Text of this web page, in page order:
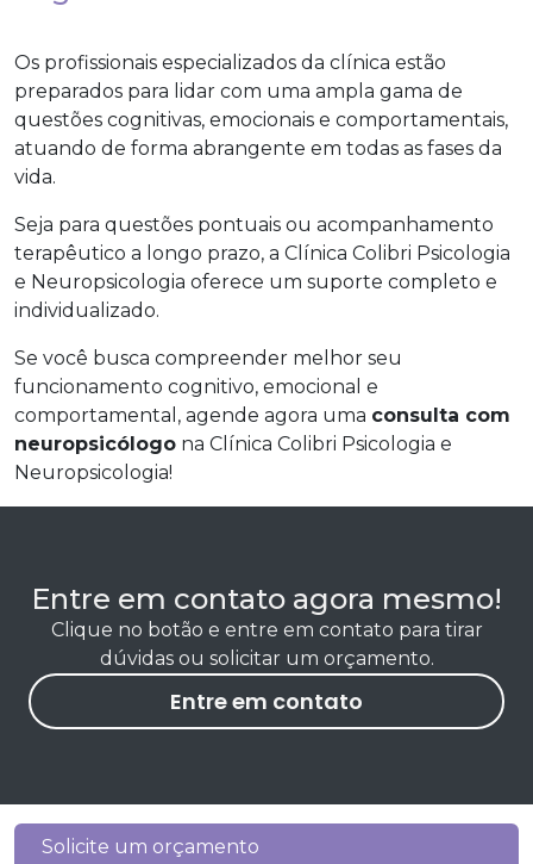
Os profissionais especializados da clínica estão
preparados para lidar com uma ampla gama de
questões cognitivas, emocionais e comportamentais,
atuando de forma abrangente em todas as fases da
vida.
Seja para questões pontuais ou acompanhamento
terapêutico a longo prazo, a Clínica Colibri Psicologia
e Neuropsicologia oferece um suporte completo e
individualizado.
Se você busca compreender melhor seu
funcionamento cognitivo, emocional e
comportamental, agende agora uma consulta com
neuropsicólogo na Clínica Colibri Psicologia e
Neuropsicologia!
Entre em contato agora mesmo!
Clique no botão e entre em contato para tirar
dúvidas ou solicitar um orçamento.
Entre em contato
Solicite um orçamento